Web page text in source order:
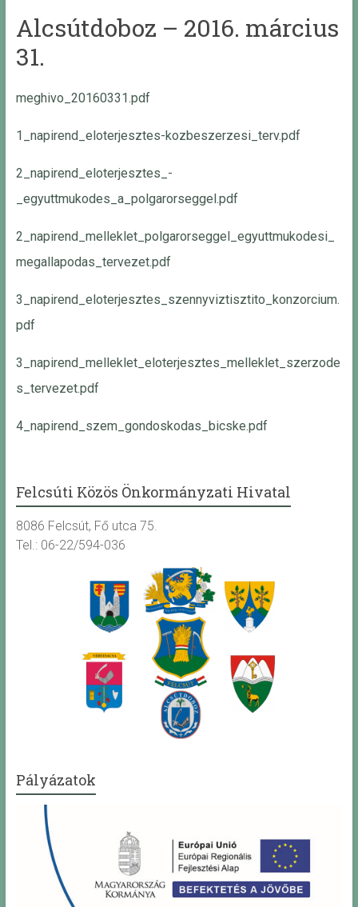
Alcsútdoboz – 2016. március
31.
meghivo_20160331.pdf
1_napirend_eloterjesztes-kozbeszerzesi_terv.pdf
2_napirend_eloterjesztes_-
_egyuttmukodes_a_polgarorseggel.pdf
2_napirend_melleklet_polgarorseggel_egyuttmukodesi_
megallapodas_tervezet.pdf
3_napirend_eloterjesztes_szennyviztisztito_konzorcium.
pdf
3_napirend_melleklet_eloterjesztes_melleklet_szerzode
s_tervezet.pdf
4_napirend_szem_gondoskodas_bicske.pdf
Felcsúti Közös Önkormányzati Hivatal
8086 Felcsút, Fő utca 75.
Tel.: 06-22/594-036
Pályázatok